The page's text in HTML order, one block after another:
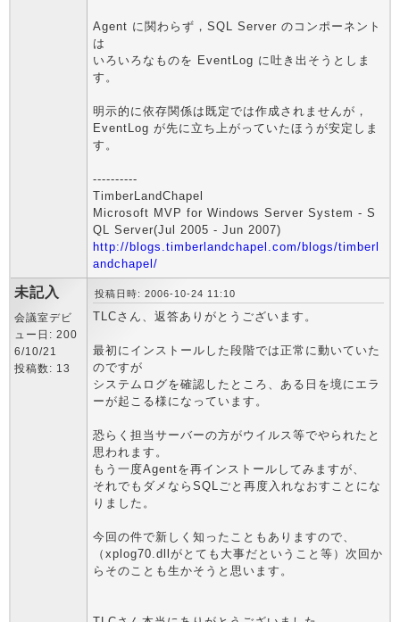
Agent に関わらず，SQL Server のコンポーネント
は
いろいろなものを EventLog に吐き出そうとしま
す。
明示的に依存関係は既定では作成されませんが，
EventLog が先に立ち上がっていたほうが安定しま
す。
----------
TimberLandChapel
Microsoft MVP for Windows Server System - S
QL Server(Jul 2005 - Jun 2007)
http://blogs.timberlandchapel.com/blogs/timberl
andchapel/
未記入
会議室デビ
ュー日: 200
6/10/21
投稿数: 13
投稿日時: 2006-10-24 11:10
TLCさん、返答ありがとうございます。
最初にインストールした段階では正常に動いていた
のですが
システムログを確認したところ、ある日を境にエラ
ーが起こる様になっています。
恐らく担当サーバーの方がウイルス等でやられたと
思われます。
もう一度Agentを再インストールしてみますが、
それでもダメならSQLごと再度入れなおすことにな
りました。
今回の件で新しく知ったこともありますので、
（xplog70.dllがとても大事だということ等）次回か
らそのことも生かそうと思います。